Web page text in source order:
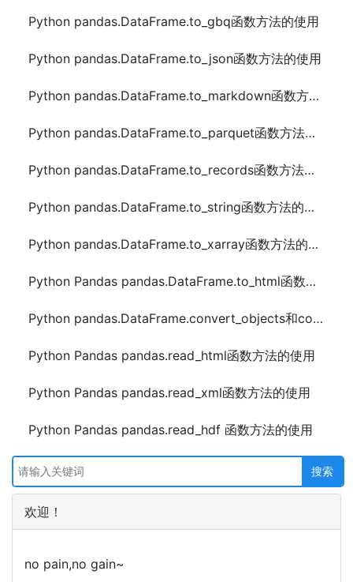
Python pandas.DataFrame.to_gbq函数方法的使用
Python pandas.DataFrame.to_json函数方法的使用
Python pandas.DataFrame.to_markdown函数方法的使用
Python pandas.DataFrame.to_parquet函数方法的使用
Python pandas.DataFrame.to_records函数方法的使用
Python pandas.DataFrame.to_string函数方法的使用
Python pandas.DataFrame.to_xarray函数方法的使用
Python Pandas pandas.DataFrame.to_html函数方法的使用
Python pandas.DataFrame.convert_objects和compound函数方法的使用
Python Pandas pandas.read_html函数方法的使用
Python Pandas pandas.read_xml函数方法的使用
Python Pandas pandas.read_hdf 函数方法的使用
欢迎！
no pain,no gain~